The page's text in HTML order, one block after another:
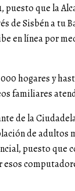
puesto que la
de Sisbén a tu
en línea por
hogares y
familiares
de la
de adultos
puesto que
esos